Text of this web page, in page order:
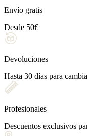
Envío gratis
Desde 50€
Devoluciones
Hasta 30 días para
Profesionales
Descuentos exclusivos